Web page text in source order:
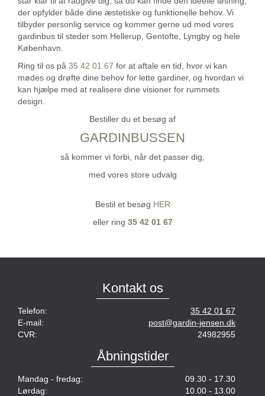
der opfylder både dine æstetiske og funktionelle behov. Vi
tilbyder personlig service og kommer gerne ud med vores
gardinbus til steder som Hellerup, Gentofte, Lyngby og hele
København.
Ring til os på 35 42 01 67 for at aftale en tid, hvor vi kan
mødes og drøfte dine behov for lette gardiner, og hvordan vi
kan hjælpe med at realisere dine visioner for rummets
design.
Bestiller du et besøg af
GARDINBUSSEN
så kommer vi forbi, når det passer dig,
med vores store udvalg
Bestil et besøg HER
eller ring 35 42 01 67
Kontakt os
Telefon:
35 42 01 67
E-mail:
post@gardin-jensen.dk
CVR:
24982955
Åbningstider
Mandag - fredag:
09.30 - 17.30
Lørdag:
10.00 - 13.00